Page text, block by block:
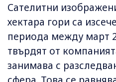
Сателитни
хектара гори са
периода между март
твърдят от
занимава с